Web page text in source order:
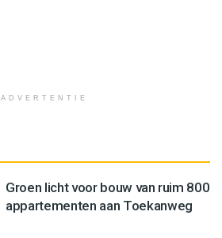
ADVERTENTIE
Groen licht voor bouw van ruim 800
appartementen aan Toekanweg